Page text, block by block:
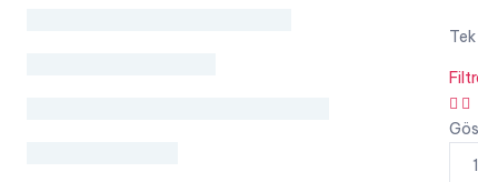
grid